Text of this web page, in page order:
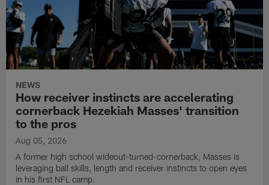
NEWS
How receiver instincts are accelerating
cornerback Hezekiah Masses' transition
to the pros
Aug 05, 2026
A former high school wideout-turned-cornerback, Masses is
leveraging ball skills, length and receiver instincts to open eyes
in his first NFL camp.